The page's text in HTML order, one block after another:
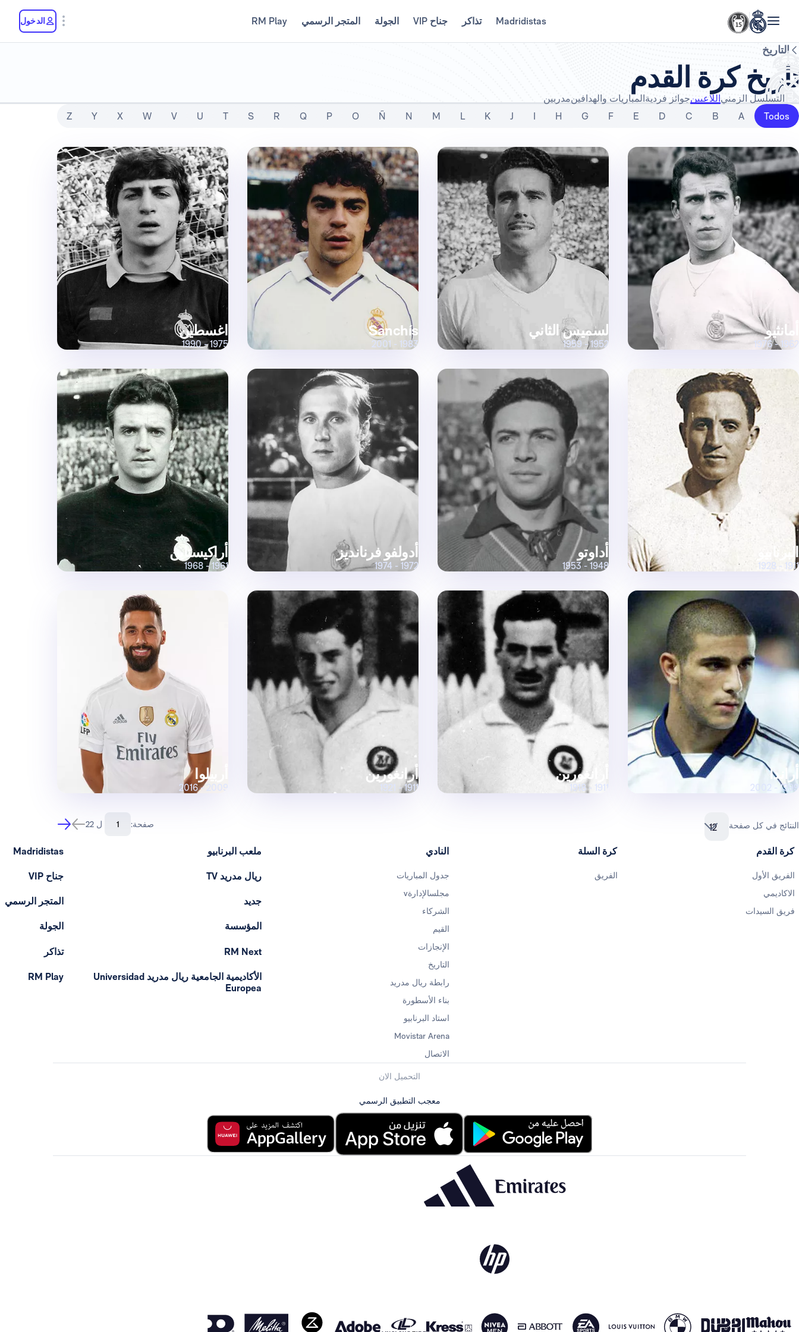
Madridistas تذاكر جناح VIP الجولة المتجر الرسمي RM Play الدخول
التاريخ
تاريخ كرة القدم
التسلسل الزمنياللاعبينجوائز فرديةالمباريات والهدافينمدربين
Todos
A
B
C
D
E
F
G
H
I
J
K
L
M
N
Ñ
O
P
Q
R
S
T
U
V
W
X
Y
Z
أمانثيو
1962 - 1976
لسميس الثاني
1952 - 1959
Sanchís
1983 - 2001
اغسطين
1975 - 1990
البرنابيو
1911 - 1928
أداوتو
1948 - 1953
أدولفو فرنانديز
1972 - 1974
أراكيستاين
1961 - 1968
أراندا
1999 - 2002
أرانغورين
1911 - 1918
أرانغورين
1911 - 1921
أربيلوا
2009 - 2016
النتائج في كل صفحة 12 صفحة: ل 22
كرة القدم
الفريق الأول
الاكاديمي
فريق السيدات
كرة السلة
الفريق
النادي
جدول المباريات
مجلسالإدارةv
الشركاء
القيم
الإنجازات
التاريخ
رابطة ريال مدريد
بناء الأسطورة
استاد البرنابيو
Movistar Arena
الاتصال
ملعب البرنابيو
ريال مدريد TV
جديد
المؤسسة
RM Next
الأكاديمية الجامعية ريال مدريد Universidad
Europea
Madridistas
جناح VIP
المتجر الرسمي
الجولة
تذاكر
RM Play
التحميل الان
معجب التطبيق الرسمي